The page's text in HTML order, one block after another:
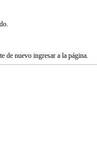
de nuevo ingresar a la página.